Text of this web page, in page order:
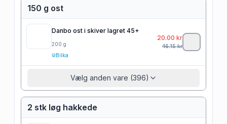
150 g ost
Danbo ost i skiver lagret 45+
200 g
Bilka
20.00 kr
46.15kr
Vælg anden vare (396)
2 stk løg hakkede